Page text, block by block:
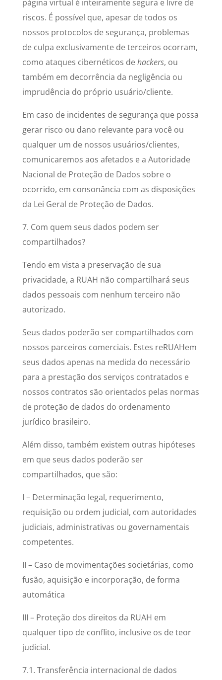
página virtual é inteiramente segura e livre de
riscos. É possível que, apesar de todos os
nossos protocolos de segurança, problemas
de culpa exclusivamente de terceiros ocorram,
como ataques cibernéticos dehackers, ou
também em decorrência da negligência ou
imprudência do próprio usuário/cliente.
Em caso de incidentes de segurança que possa
gerar risco ou dano relevante para você ou
qualquer um de nossos usuários/clientes,
comunicaremos aos afetados e a Autoridade
Nacional de Proteção de Dados sobre o
ocorrido, em consonância com as disposições
da Lei Geral de Proteção de Dados.
7. Com quem seus dados podem ser
compartilhados?
Tendo em vista a preservação de sua
privacidade, a RUAH não compartilhará seus
dados pessoais com nenhum terceiro não
autorizado.
Seus dados poderão ser compartilhados com
nossos parceiros comerciais. Estes reRUAHem
seus dados apenas na medida do necessário
para a prestação dos serviços contratados e
nossos contratos são orientados pelas normas
de proteção de dados do ordenamento
jurídico brasileiro.
Além disso, também existem outras hipóteses
em que seus dados poderão ser
compartilhados, que são:
I – Determinação legal, requerimento,
requisição ou ordem judicial, com autoridades
judiciais, administrativas ou governamentais
competentes.
II – Caso de movimentações societárias, como
fusão, aquisição e incorporação, de forma
automática
III – Proteção dos direitos da RUAH em
qualquer tipo de conflito, inclusive os de teor
judicial.
7.1. Transferência internacional de dados